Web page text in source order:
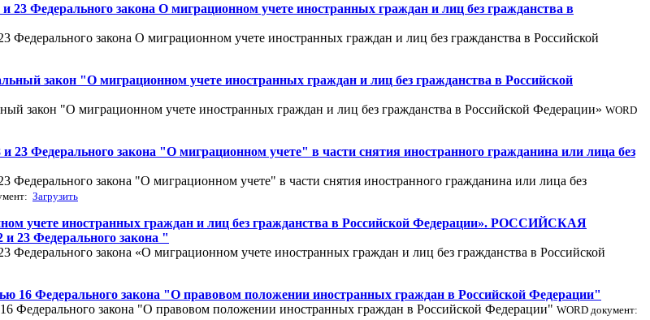
23 Федерального закона О миграционном учете иностранных граждан и лиц без гражданства в
закона О миграционном учете иностранных граждан и лиц без гражданства в Российской
закон "О миграционном учете иностранных граждан и лиц без гражданства в Российской
закон "О миграционном учете иностранных граждан и лиц без гражданства в Российской Федерации» WORD
Федерального закона "О миграционном учете" в части снятия иностранного гражданина или лица без
закона "О миграционном учете" в части снятия иностранного гражданина или лица без
Загрузить
учете иностранных граждан и лиц без гражданства в Российской Федерации». РОССИЙСКАЯ
Федерального закона "
закона «О миграционном учете иностранных граждан и лиц без гражданства в Российской
16 Федерального закона "О правовом положении иностранных граждан в Российской Федерации"
Федерального закона "О правовом положении иностранных граждан в Российской Федерации" WORD документ: